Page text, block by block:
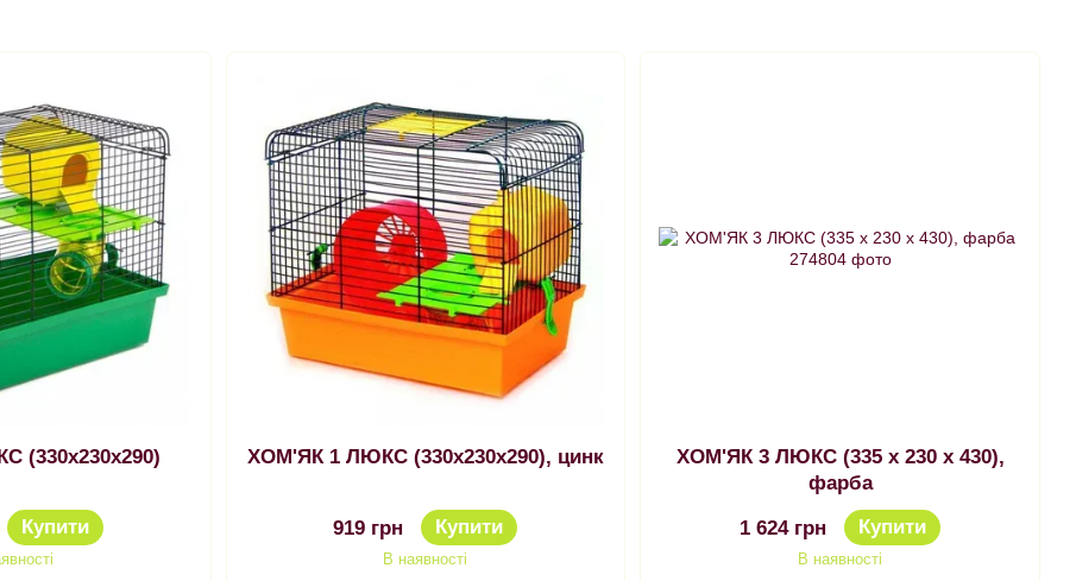
ХОМ'ЯК 1 ЛЮКС (330х230х290)
Купити
ХОМ'ЯК 1 ЛЮКС (330х230х290), цинк
919 грн Купити
В наявності
ХОМ'ЯК 3 ЛЮКС (335 х 230 х 430),
фарба
1 624 грн Купити
В наявності